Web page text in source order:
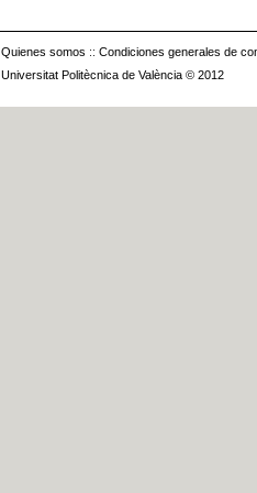
Quienes somos :: Condiciones generales de
Universitat Politècnica de València © 2012